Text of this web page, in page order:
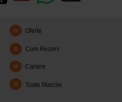
Oferte
Cum Rezerv
Cariere
Toate Marcile